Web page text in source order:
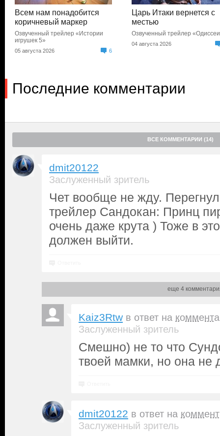
Всем нам понадобится
коричневый маркер
Озвученный трейлер «Истории
игрушек 5»
05 августа 2026 6
Царь Итаки вернется с
местью
Озвученный трейлер
04 августа 2026
Последние комментарии
ВСЕ КОММЕНТАРИИ (14)
dmit20122
Заслуженный зритель
Чет вообще не жду.
трейлер Сандокан: Принц
очень даже крута ) Тоже в
должен выйти.
еще 4
Kaiz3Rtw в ответ на
Заслуженный зритель
Смешно) не то что
твоей мамки, но она не
dmit20122 в ответ на
Заслуженный зритель